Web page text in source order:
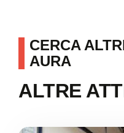
CERCA
AURA
ALTRE